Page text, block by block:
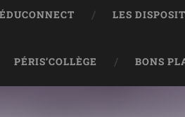
LES
PÉRIS’COLLÈGE BONS